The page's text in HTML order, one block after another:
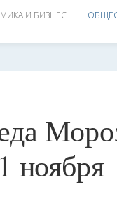
И БИЗНЕС
ноября